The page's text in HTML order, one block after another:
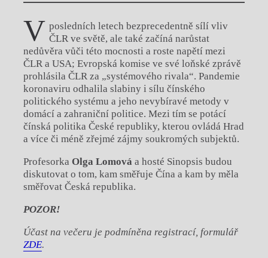
V posledních letech bezprecedentně sílí vliv
ČLR ve světě, ale také začíná narůstat
nedůvěra vůči této mocnosti a roste napětí mezi
ČLR a USA; Evropská komise ve své loňské zprávě
prohlásila ČLR za „systémového rivala“. Pandemie
koronaviru odhalila slabiny i sílu čínského
politického systému a jeho nevybíravé metody v
domácí a zahraniční politice. Mezi tím se potácí
čínská politika České republiky, kterou ovládá Hrad
a více či méně zřejmé zájmy soukromých subjektů.
Profesorka Olga Lomová a hosté Sinopsis budou
diskutovat o tom, kam směřuje Čína a kam by měla
směřovat Česká republika.
POZOR!
Účast na večeru je podmíněna registrací, formulář
ZDE.